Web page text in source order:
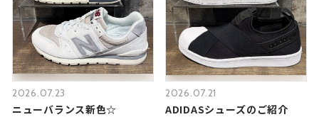
2026.07.23
ニューバランス新色☆
2026.07.21
ADIDASシューズのご紹介